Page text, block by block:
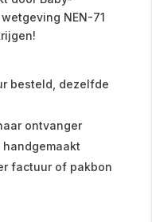
NEN-71
besteld, dezelfde
ontvanger
handgemaakt
factuur of pakbon